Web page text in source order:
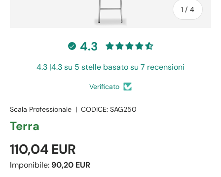
1 / di
4
4.3
4.3 |4.3 su 5 stelle basato su 7 recensioni
Verificato
Scala Professionale | CODICE: SAG250
Terra
110,04 EUR
Imponibile: 90,20 EUR